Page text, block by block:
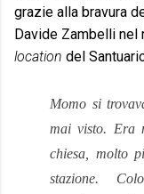
grazie alla bravura
Davide Zambelli nel
location del
Momo si
mai visto. Era
chiesa, molto
stazione.